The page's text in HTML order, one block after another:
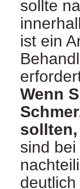
sollte
ist ein
Wenn
sollten,
sind